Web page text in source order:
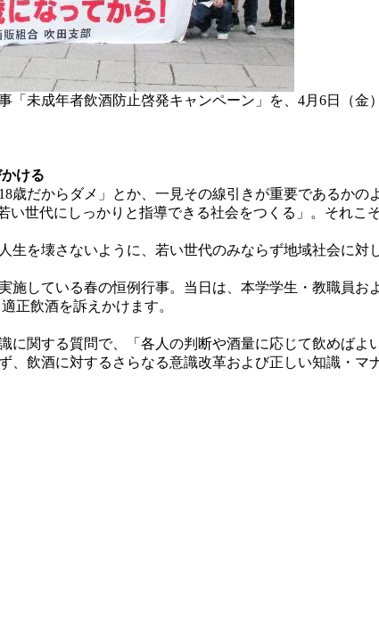
未成年者飲酒防止啓発キャンペーン」を、4月6日（金
ける
歳だからダメ」とか、一見その線引きが重要であるか
世代にしっかりと指導できる社会をつくる」。それこ
を壊さないように、若い世代のみならず地域社会に対
している春の恒例行事。当日は、本学学生・教職員お
正飲酒を訴えかけます。
関する質問で、「各人の判断や酒量に応じて飲めばよ
飲酒に対するさらなる意識改革および正しい知識・マ